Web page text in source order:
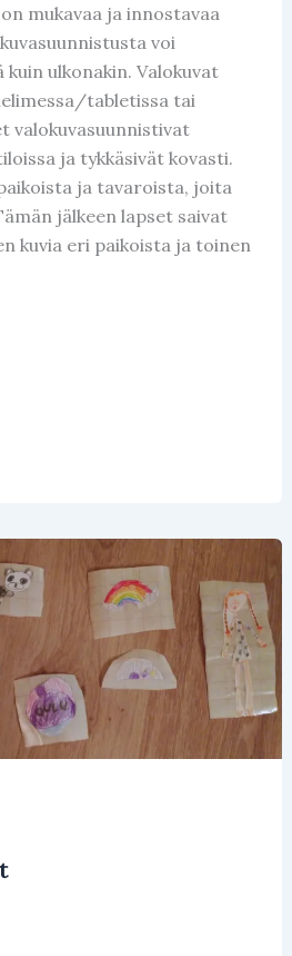
mukavaa ja innostavaa
voi
ulkonakin. Valokuvat
tabletissa tai
valokuvasuunnistivat
ja tykkäsivät kovasti.
ja tavaroista, joita
jälkeen lapset saivat
kuvia eri paikoista ja toinen